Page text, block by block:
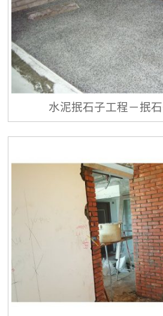
水泥抿石子工程－抿